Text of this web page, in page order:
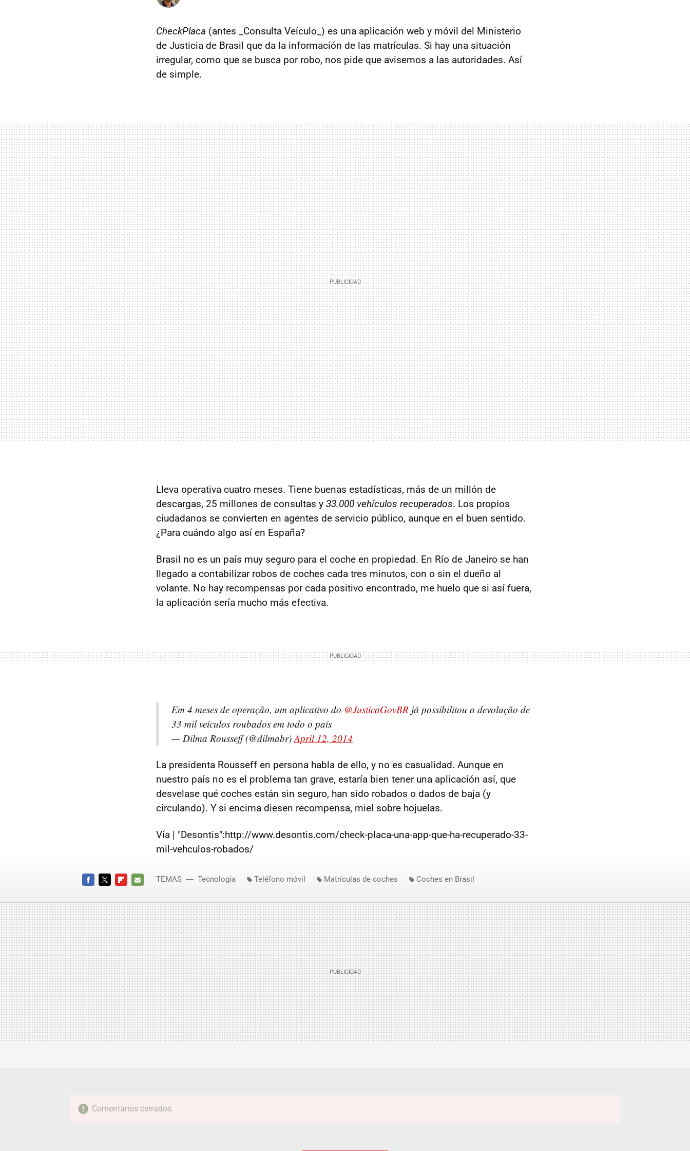
CheckPlaca (antes _Consulta Veículo_) es una aplicación web y móvil del Ministerio
de Justicia de Brasil que da la información de las matrículas. Si hay una situación
irregular, como que se busca por robo, nos pide que avisemos a las autoridades. Así
de simple.
Lleva operativa cuatro meses. Tiene buenas estadísticas, más de un millón de
descargas, 25 millones de consultas y 33.000 vehículos recuperados. Los propios
ciudadanos se convierten en agentes de servicio público, aunque en el buen sentido.
¿Para cuándo algo así en España?
Brasil no es un país muy seguro para el coche en propiedad. En Río de Janeiro se han
llegado a contabilizar robos de coches cada tres minutos, con o sin el dueño al
volante. No hay recompensas por cada positivo encontrado, me huelo que si así fuera,
la aplicación sería mucho más efectiva.
Em 4 meses de operação, um aplicativo do @JusticaGovBR já possibilitou a devolução de
33 mil veículos roubados em todo o país
— Dilma Rousseff (@dilmabr)April 12, 2014
La presidenta Rousseff en persona habla de ello, y no es casualidad. Aunque en
nuestro país no es el problema tan grave, estaría bien tener una aplicación así, que
desvelase qué coches están sin seguro, han sido robados o dados de baja (y
circulando). Y si encima diesen recompensa, miel sobre hojuelas.
Vía | "Desontis":http://www.desontis.com/check-placa-una-app-que-ha-recuperado-33-
mil-vehculos-robados/
MAIL
TEMAS Tecnología Teléfono móvil Matrículas de coches Coches en Brasil
Comentarios cerrados